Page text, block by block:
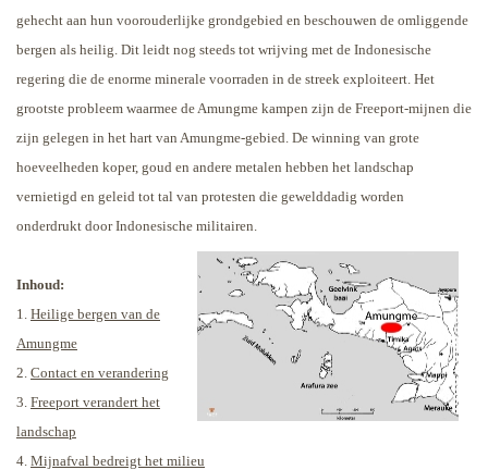
gehecht aan hun voorouderlijke grondgebied en beschouwen de omliggende
bergen als heilig. Dit leidt nog steeds tot wrijving met de Indonesische
regering die de enorme minerale voorraden in de streek exploiteert. Het
grootste probleem waarmee de Amungme kampen zijn de Freeport-mijnen die
zijn gelegen in het hart van Amungme-gebied. De winning van grote
hoeveelheden koper, goud en andere metalen hebben het landschap
vernietigd en geleid tot tal van protesten die gewelddadig worden
onderdrukt door Indonesische militairen.
Inhoud:
1. Heilige bergen van de
Amungme
2. Contact en verandering
3. Freeport verandert het
landschap
4. Mijnafval bedreigt het milieu